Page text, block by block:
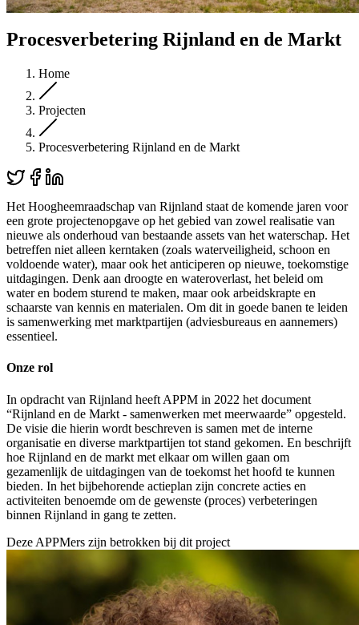
Procesverbetering Rijnland en de Markt
Home
Projecten
Procesverbetering Rijnland en de Markt
Het Hoogheemraadschap van Rijnland staat de komende jaren voor
een grote projectenopgave op het gebied van zowel realisatie van
nieuwe als onderhoud van bestaande assets van het waterschap. Het
betreffen niet alleen kerntaken (zoals waterveiligheid, schoon en
voldoende water), maar ook het anticiperen op nieuwe, toekomstige
uitdagingen. Denk aan droogte en wateroverlast, het beleid om
water en bodem sturend te maken, maar ook arbeidskrapte en
schaarste van kennis en materialen. Om dit in goede banen te leiden
is samenwerking met marktpartijen (adviesbureaus en aannemers)
essentieel.
Onze rol
In opdracht van Rijnland heeft APPM in 2022 het document
“Rijnland en de Markt - samenwerken met meerwaarde” opgesteld.
De visie die hierin wordt beschreven is samen met de interne
organisatie en diverse marktpartijen tot stand gekomen. En beschrijft
hoe Rijnland en de markt met elkaar om willen gaan om
gezamenlijk de uitdagingen van de toekomst het hoofd te kunnen
bieden. In het bijbehorende actieplan zijn concrete acties en
activiteiten benoemde om de gewenste (proces) verbeteringen
binnen Rijnland in gang te zetten.
Deze APPMers zijn betrokken bij dit project